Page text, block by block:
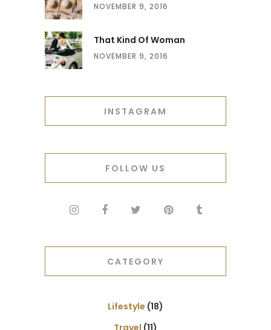
NOVEMBER 9, 2016
That Kind Of Woman
NOVEMBER 9, 2016
INSTAGRAM
FOLLOW US
CATEGORY
Lifestyle (18)
Travel (11)